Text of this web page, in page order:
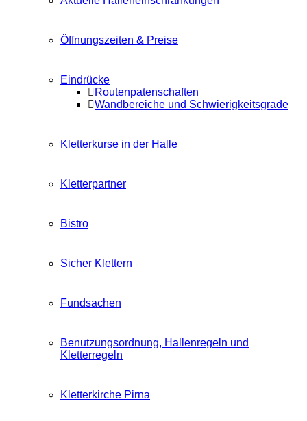
Öffnungszeiten & Preise
Eindrücke
Routenpatenschaften
Wandbereiche und Schwierigkeitsgrade
Kletterkurse in der Halle
Kletterpartner
Bistro
Sicher Klettern
Fundsachen
Benutzungsordnung, Hallenregeln und
Kletterregeln
Kletterkirche Pirna